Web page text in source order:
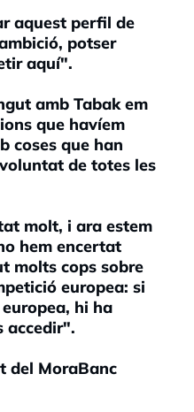
aquest perfil de
potser
aquí".
amb Tabak em
que havíem
coses que han
de totes les
molt, i ara estem
hem encertat
molts cops sobre
europea: si
hi ha
accedir".
del MoraBanc